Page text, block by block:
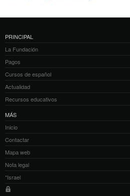
PRINCIPAL
La Fundación
Pagos
Cursos de español
Actualidad
Recursos educativos
MÁS
Inicio
Contactar
Mapa web
Nota legal
*Israel